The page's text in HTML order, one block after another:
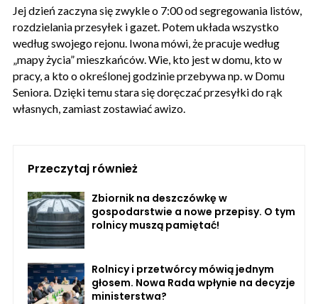
Jej dzień zaczyna się zwykle o 7:00 od segregowania listów,
rozdzielania przesyłek i gazet. Potem układa wszystko
według swojego rejonu. Iwona mówi, że pracuje według
„mapy życia” mieszkańców. Wie, kto jest w domu, kto w
pracy, a kto o określonej godzinie przebywa np. w Domu
Seniora. Dzięki temu stara się doręczać przesyłki do rąk
własnych, zamiast zostawiać awizo.
Przeczytaj również
Zbiornik na deszczówkę w
gospodarstwie a nowe przepisy. O tym
rolnicy muszą pamiętać!
Rolnicy i przetwórcy mówią jednym
głosem. Nowa Rada wpłynie na decyzje
ministerstwa?